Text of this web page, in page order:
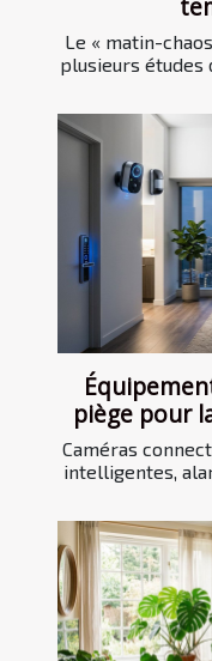
Le « matin-
plusieurs études
piège pour
Caméras
intelligentes,